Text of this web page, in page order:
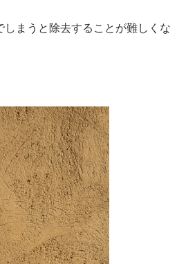
まうと除去することが難しくな